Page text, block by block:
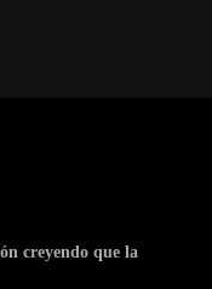
creyendo que la